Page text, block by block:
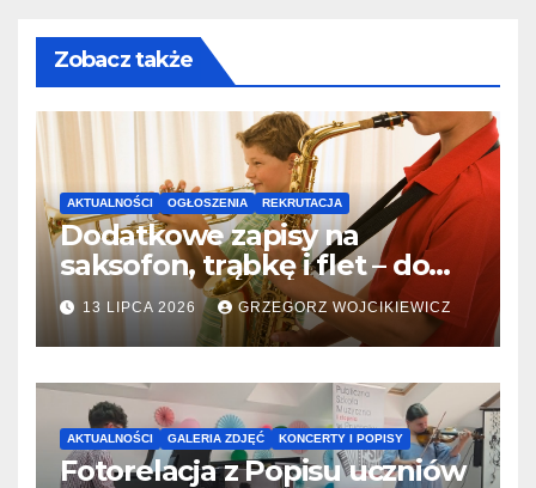
Zobacz także
AKTUALNOŚCI OGŁOSZENIA REKRUTACJA
Dodatkowe zapisy na
saksofon, trąbkę i flet – do
31.07.2026
13 LIPCA 2026 GRZEGORZ WOJCIKIEWICZ
AKTUALNOŚCI GALERIA ZDJĘĆ KONCERTY I POPISY
Fotorelacja z Popisu uczniów